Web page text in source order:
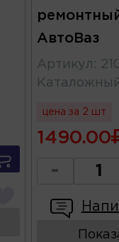
АвтоВаз
Артикул :
цена за 2 шт
1490.00
-